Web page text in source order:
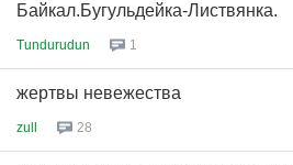
Байкал.Бугульдейка-Листвянка.
Tundurudun 1
жертвы невежества
zull 28